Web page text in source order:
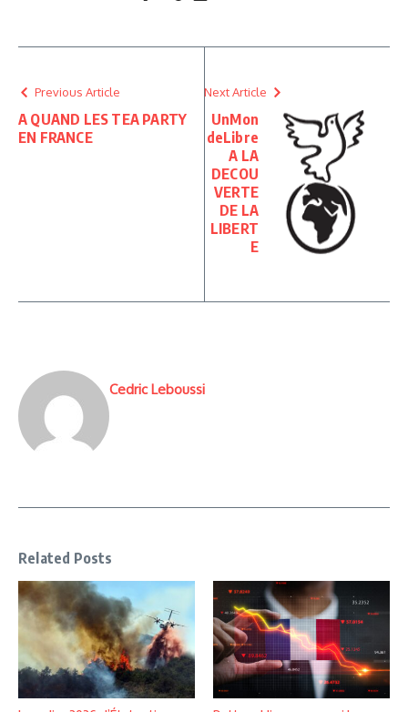
Previous Article
A QUAND LES TEA PARTY
EN FRANCE
Next Article
UnMon
deLibre
A LA
DECOU
VERTE
DE LA
LIBERT
E
Cedric Leboussi
Related Posts